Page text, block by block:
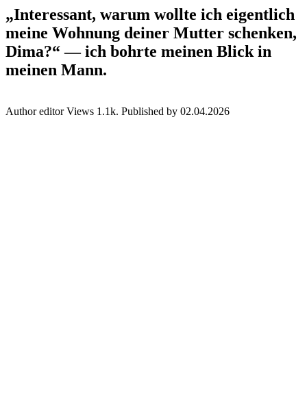
„Interessant, warum wollte ich eigentlich
meine Wohnung deiner Mutter schenken,
Dima?“ — ich bohrte meinen Blick in
meinen Mann.
Author editor Views 1.1k. Published by 02.04.2026